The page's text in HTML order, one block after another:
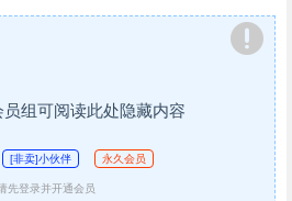
员组可阅读此处隐藏内容
[非卖]小伙伴 永久会员
先登录并开通会员